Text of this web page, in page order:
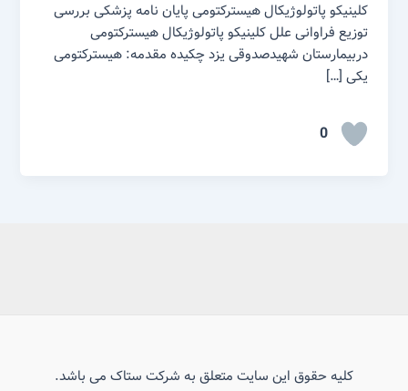
کلینیکو پاتولوژیکال هیسترکتومی پایان نامه پزشکی بررسی
توزیع فراوانی علل کلینیکو پاتولوژیکال هیسترکتومی
دربیمارستان شهیدصدوقی یزد چکیده مقدمه: هیسترکتومی
یکی […]
0
کلیه حقوق این سایت متعلق به شرکت ستاک می باشد.